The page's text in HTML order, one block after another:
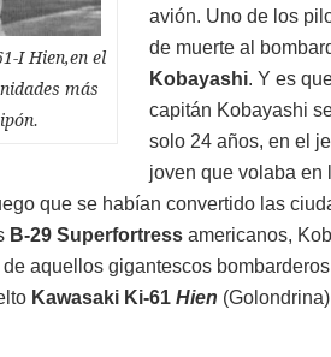
I Hien,en el
más
avión. Uno de los
de muerte al
Kobayashi. Y es
capitán Kobayashi
solo 24 años, en el
joven que volaba en
que se habían convertido las
B-29 Superfortressamericanos,
aquellos gigantescos
Kawasaki Ki-61 Hien